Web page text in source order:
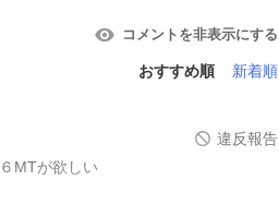
コメントを非表示にする
おすすめ順 新着順
違反報告
MTが欲しい